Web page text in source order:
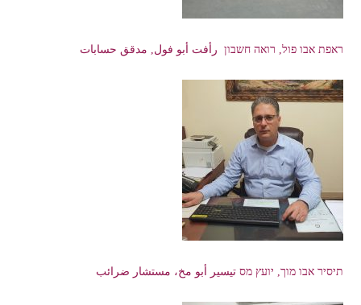
ראפת אבו פול, רואה חשבון رأفت أبو فول, مدقق حسابات
תיסיר אבו מוך, יועץ מס تيسير أبو مخ، مستشار ضرائب